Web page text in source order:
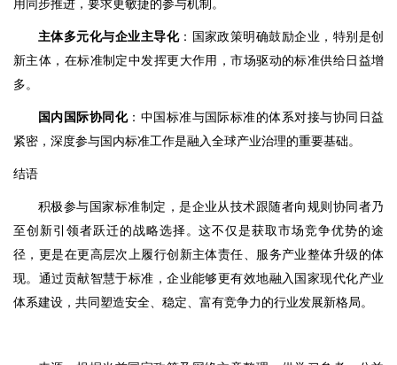
用同步推进，要求更敏捷的参与机制。
主体多元化与企业主导化：国家政策明确鼓励企业，特别是创
新主体，在标准制定中发挥更大作用，市场驱动的标准供给日益增
多。
国内国际协同化：中国标准与国际标准的体系对接与协同日益
紧密，深度参与国内标准工作是融入全球产业治理的重要基础。
结语
积极参与国家标准制定，是企业从技术跟随者向规则协同者乃
至创新引领者跃迁的战略选择。这不仅是获取市场竞争优势的途
径，更是在更高层次上履行创新主体责任、服务产业整体升级的体
现。通过贡献智慧于标准，企业能够更有效地融入国家现代化产业
体系建设，共同塑造安全、稳定、富有竞争力的行业发展新格局。